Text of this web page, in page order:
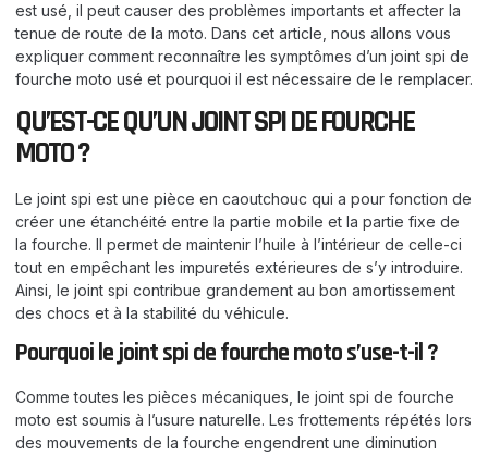
est usé, il peut causer des problèmes importants et affecter la
tenue de route de la moto. Dans cet article, nous allons vous
expliquer comment reconnaître les symptômes d’un joint spi de
fourche moto usé et pourquoi il est nécessaire de le remplacer.
QU’EST-CE QU’UN JOINT SPI DE FOURCHE
MOTO ?
Le joint spi est une pièce en caoutchouc qui a pour fonction de
créer une étanchéité entre la partie mobile et la partie fixe de
la fourche. Il permet de maintenir l’huile à l’intérieur de celle-ci
tout en empêchant les impuretés extérieures de s’y introduire.
Ainsi, le joint spi contribue grandement au bon amortissement
des chocs et à la stabilité du véhicule.
Pourquoi le joint spi de fourche moto s’use-t-il ?
Comme toutes les pièces mécaniques, le joint spi de fourche
moto est soumis à l’usure naturelle. Les frottements répétés lors
des mouvements de la fourche engendrent une diminution